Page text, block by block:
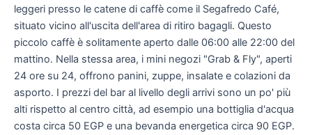
leggeri presso le catene di caffè come il Segafredo Café,
situato vicino all'uscita dell'area di ritiro bagagli. Questo
piccolo caffè è solitamente aperto dalle 06:00 alle 22:00 del
mattino. Nella stessa area, i mini negozi "Grab & Fly", aperti
24 ore su 24, offrono panini, zuppe, insalate e colazioni da
asporto. I prezzi del bar al livello degli arrivi sono un po' più
alti rispetto al centro città, ad esempio una bottiglia d'acqua
costa circa 50 EGP e una bevanda energetica circa 90 EGP.